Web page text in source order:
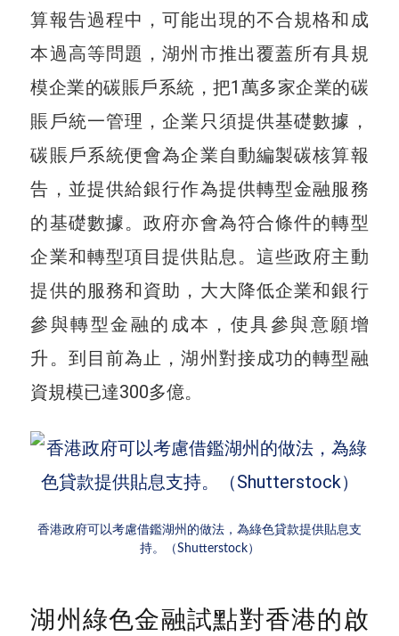
算報告過程中，可能出現的不合規格和成
本過高等問題，湖州市推出覆蓋所有具規
模企業的碳賬戶系統，把1萬多家企業的碳
賬戶統一管理，企業只須提供基礎數據，
碳賬戶系統便會為企業自動編製碳核算報
告，並提供給銀行作為提供轉型金融服務
的基礎數據。政府亦會為符合條件的轉型
企業和轉型項目提供貼息。這些政府主動
提供的服務和資助，大大降低企業和銀行
參與轉型金融的成本，使具參與意願增
升。到目前為止，湖州對接成功的轉型融
資規模已達300多億。
香港政府可以考慮借鑑湖州的做法，為綠色貸款提供貼息支
持。（Shutterstock）
湖州綠色金融試點對香港的啟